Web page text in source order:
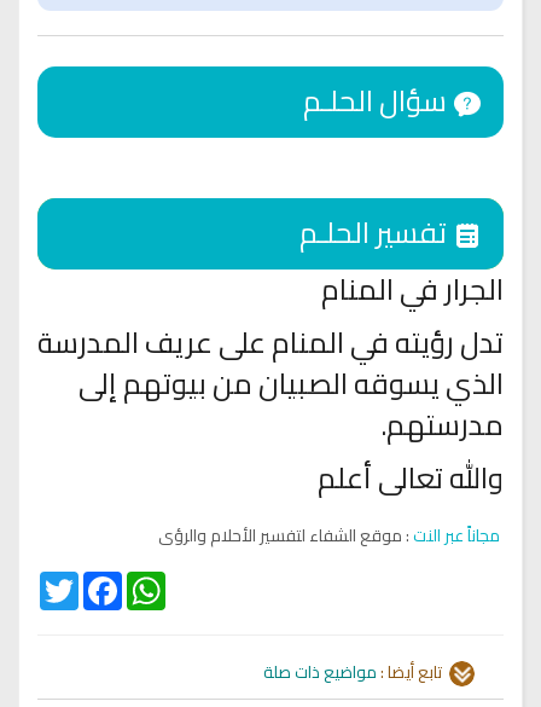
الجرار في المنام
تدل رؤيته في المنام على عريف المدرسة
الذي يسوقه الصبيان من بيوتهم إلى
مدرستهم.
والله تعالى أعلم
مجاناً عبر النت: موقع الشفاء لتفسير الأحلام والرؤى
Twitter
FacebookWhatsApp
تابع أيضا :مواضيع ذات صلة